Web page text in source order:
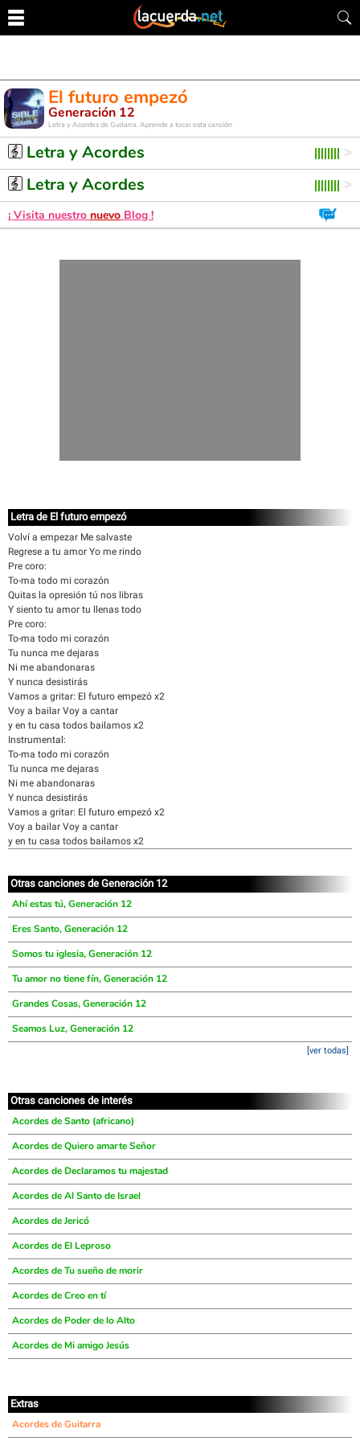
El futuro empezó
Generación 12
Letra y Acordes de Guitarra. Aprende a tocar esta canción
Letra y Acordes
Letra y Acordes
¡ Visita nuestro nuevo Blog !
Letra de El futuro empezó
Volví a empezar Me salvaste
Regrese a tu amor Yo me rindo
Pre coro:
To-ma todo mi corazón
Quitas la opresión tú nos libras
Y siento tu amor tu llenas todo
Pre coro:
To-ma todo mi corazón
Tu nunca me dejaras
Ni me abandonaras
Y nunca desistirás
Vamos a gritar: El futuro empezó x2
Voy a bailar Voy a cantar
y en tu casa todos bailamos x2
Instrumental:
To-ma todo mi corazón
Tu nunca me dejaras
Ni me abandonaras
Y nunca desistirás
Vamos a gritar: El futuro empezó x2
Voy a bailar Voy a cantar
y en tu casa todos bailamos x2
Otras canciones de Generación 12
Ahí estas tú, Generación 12
Eres Santo, Generación 12
Somos tu iglesia, Generación 12
Tu amor no tiene fín, Generación 12
Grandes Cosas, Generación 12
Seamos Luz, Generación 12
[ver todas]
Otras canciones de interés
Acordes de Santo (africano)
Acordes de Quiero amarte Señor
Acordes de Declaramos tu majestad
Acordes de Al Santo de Israel
Acordes de Jericó
Acordes de El Leproso
Acordes de Tu sueño de morir
Acordes de Creo en tí
Acordes de Poder de lo Alto
Acordes de Mi amigo Jesús
Extras
Acordes de Guitarra